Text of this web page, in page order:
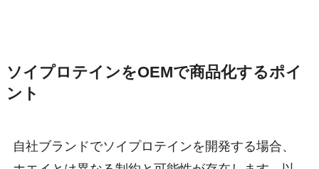
ソイプロテインをOEMで商品化するポイ
ント
自社ブランドでソイプロテインを開発する場合、